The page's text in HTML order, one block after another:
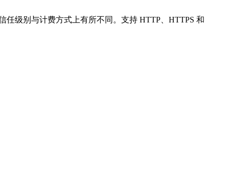
级别与计费方式上有所不同。支持 HTTP、HTTPS 和